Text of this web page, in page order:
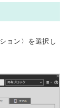
ョン〉を選択し